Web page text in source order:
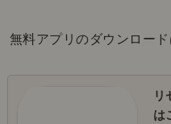
無料アプリのダウンロー
リ
は